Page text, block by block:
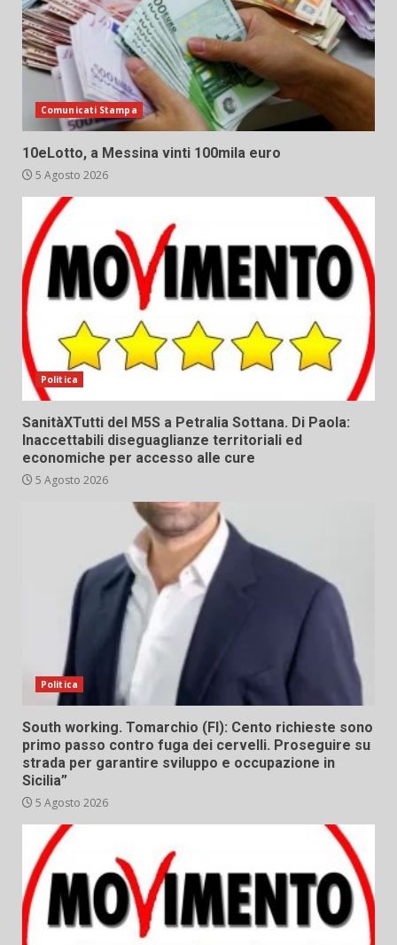
Comunicati Stampa
10eLotto, a Messina vinti 100mila euro
5 Agosto 2026
Politica
SanitàXTutti del M5S a Petralia Sottana. Di Paola:
Inaccettabili diseguaglianze territoriali ed
economiche per accesso alle cure
5 Agosto 2026
Politica
South working. Tomarchio (FI): Cento richieste sono
primo passo contro fuga dei cervelli. Proseguire su
strada per garantire sviluppo e occupazione in
Sicilia”
5 Agosto 2026